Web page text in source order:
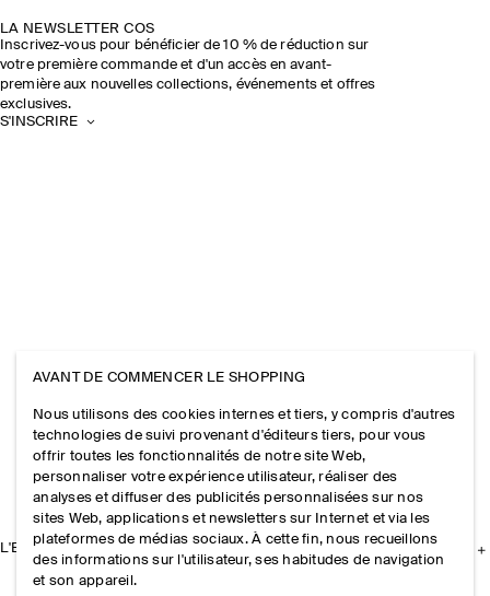
LA NEWSLETTER COS
Inscrivez-vous pour bénéficier de 10 % de réduction sur
votre première commande et d'un accès en avant-
première aux nouvelles collections, événements et offres
exclusives.
S'INSCRIRE
L'ENTREPRISE
AVANT DE COMMENCER LE SHOPPING
Nous utilisons des cookies internes et tiers, y compris d'autres
technologies de suivi provenant d'éditeurs tiers, pour vous
offrir toutes les fonctionnalités de notre site Web,
personnaliser votre expérience utilisateur, réaliser des
analyses et diffuser des publicités personnalisées sur nos
sites Web, applications et newsletters sur Internet et via les
plateformes de médias sociaux. À cette fin, nous recueillons
des informations sur l'utilisateur, ses habitudes de navigation
et son appareil.